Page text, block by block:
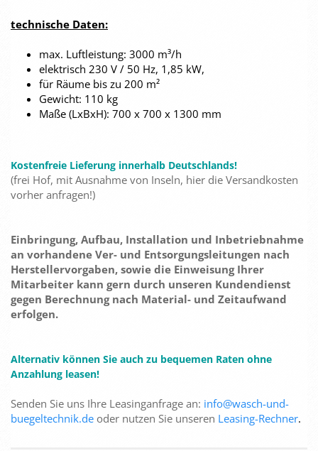
technische Daten:
max. Luftleistung: 3000 m³/h
elektrisch 230 V / 50 Hz, 1,85 kW,
für Räume bis zu 200 m²
Gewicht: 110 kg
Maße (LxBxH): 700 x 700 x 1300 mm
Kostenfreie Lieferung innerhalb Deutschlands!
(frei Hof, mit Ausnahme von Inseln, hier die Versandkosten
vorher anfragen!)
Einbringung, Aufbau, Installation und Inbetriebnahme
an vorhandene Ver- und Entsorgungsleitungen nach
Herstellervorgaben, sowie die Einweisung Ihrer
Mitarbeiter kann gern durch unseren Kundendienst
gegen Berechnung nach Material- und Zeitaufwand
erfolgen.
Alternativ können Sie auch zu bequemen Raten ohne
Anzahlung leasen!
Senden Sie uns Ihre Leasinganfrage an: info@wasch-und-
buegeltechnik.de oder nutzen Sie unseren Leasing-Rechner.